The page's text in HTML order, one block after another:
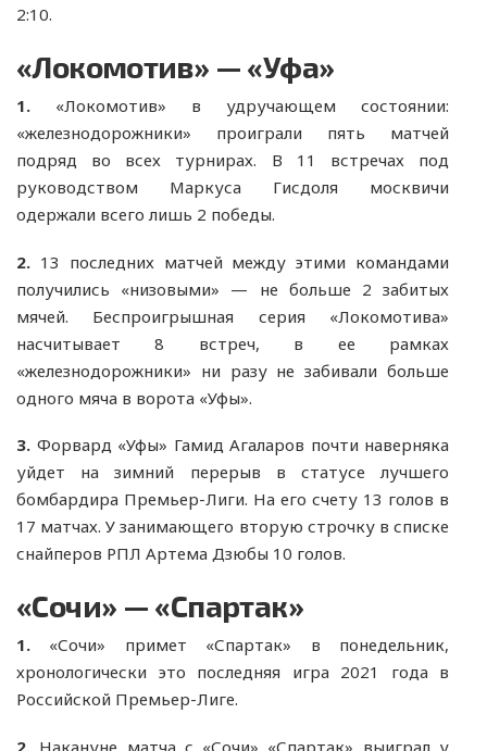
2:10.
«Локомотив» — «Уфа»
1. «Локомотив» в удручающем состоянии:
«железнодорожники» проиграли пять матчей
подряд во всех турнирах. В 11 встречах под
руководством Маркуса Гисдоля москвичи
одержали всего лишь 2 победы.
2. 13 последних матчей между этими командами
получились «низовыми» — не больше 2 забитых
мячей. Беспроигрышная серия «Локомотива»
насчитывает 8 встреч, в ее рамках
«железнодорожники» ни разу не забивали больше
одного мяча в ворота «Уфы».
3. Форвард «Уфы» Гамид Агаларов почти наверняка
уйдет на зимний перерыв в статусе лучшего
бомбардира Премьер-Лиги. На его счету 13 голов в
17 матчах. У занимающего вторую строчку в списке
снайперов РПЛ Артема Дзюбы 10 голов.
«Сочи» — «Спартак»
1. «Сочи» примет «Спартак» в понедельник,
хронологически это последняя игра 2021 года в
Российской Премьер-Лиге.
2. Накануне матча с «Сочи» «Спартак» выиграл у